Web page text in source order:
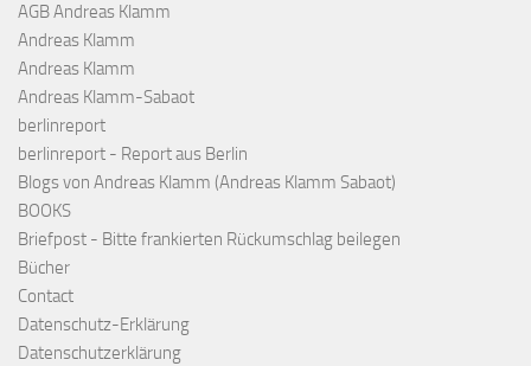
AGB Andreas Klamm
Andreas Klamm
Andreas Klamm
Andreas Klamm-Sabaot
berlinreport
berlinreport - Report aus Berlin
Blogs von Andreas Klamm (Andreas Klamm Sabaot)
BOOKS
Briefpost - Bitte frankierten Rückumschlag beilegen
Bücher
Contact
Datenschutz-Erklärung
Datenschutzerklärung